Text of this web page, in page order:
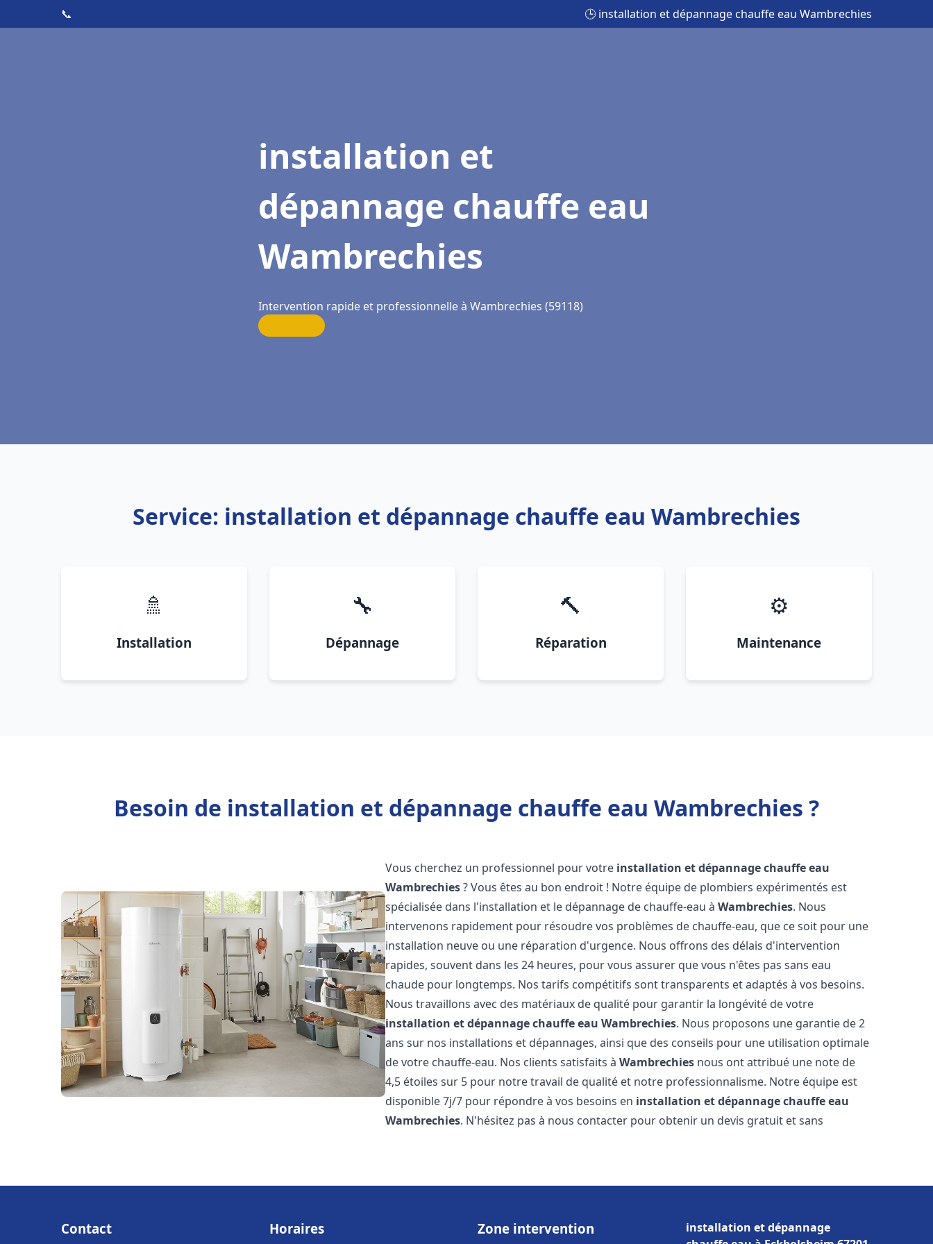
📞 🕒 installation et dépannage chauffe eau Wambrechies
installation et
dépannage chauffe eau
Wambrechies
Intervention rapide et professionnelle à Wambrechies (59118)
Service: installation et dépannage chauffe eau Wambrechies
🚿
Installation
🔧
Dépannage
🔨
Réparation
⚙️
Maintenance
Besoin de installation et dépannage chauffe eau Wambrechies ?
Vous cherchez un professionnel pour votre installation et dépannage chauffe eau
Wambrechies? Vous êtes au bon endroit ! Notre équipe de plombiers expérimentés est
spécialisée dans l'installation et le dépannage de chauffe-eau àWambrechies. Nous
intervenons rapidement pour résoudre vos problèmes de chauffe-eau, que ce soit pour une
installation neuve ou une réparation d'urgence. Nous offrons des délais d'intervention
rapides, souvent dans les 24 heures, pour vous assurer que vous n'êtes pas sans eau
chaude pour longtemps. Nos tarifs compétitifs sont transparents et adaptés à vos besoins.
Nous travaillons avec des matériaux de qualité pour garantir la longévité de votre
installation et dépannage chauffe eau Wambrechies. Nous proposons une garantie de 2
ans sur nos installations et dépannages, ainsi que des conseils pour une utilisation optimale
de votre chauffe-eau. Nos clients satisfaits àWambrechies nous ont attribué une note de
4,5 étoiles sur 5 pour notre travail de qualité et notre professionnalisme. Notre équipe est
disponible 7j/7 pour répondre à vos besoins en installation et dépannage chauffe eau
Wambrechies. N'hésitez pas à nous contacter pour obtenir un devis gratuit et sans
Contact Horaires Zone intervention
installation et dépannage